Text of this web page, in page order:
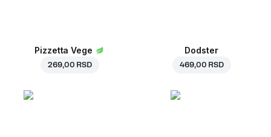
Pizzetta Vege
269,00 RSD
Dodster
469,00 RSD